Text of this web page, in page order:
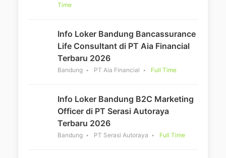
Time
Info Loker Bandung Bancassurance
Life Consultant di PT Aia Financial
Terbaru 2026
Bandung PT Aia Financial Full Time
Info Loker Bandung B2C Marketing
Officer di PT Serasi Autoraya
Terbaru 2026
Bandung PT Serasi Autoraya Full Time